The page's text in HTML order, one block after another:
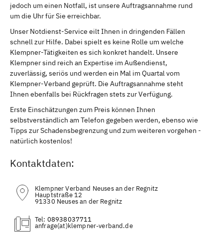
jedoch um einen Notfall, ist unsere Auftragsannahme rund
um die Uhr für Sie erreichbar.
Unser Notdienst-Service eilt Ihnen in dringenden Fällen
schnell zur Hilfe. Dabei spielt es keine Rolle um welche
Klempner-Tätigkeiten es sich konkret handelt. Unsere
Klempner sind reich an Expertise im Außendienst,
zuverlässig, seriös und werden ein Mal im Quartal vom
Klempner-Verband geprüft. Die Auftragsannahme steht
Ihnen ebenfalls bei Rückfragen stets zur Verfügung.
Erste Einschätzungen zum Preis können Ihnen
selbstverständlich am Telefon gegeben werden, ebenso wie
Tipps zur Schadensbegrenzung und zum weiteren vorgehen -
natürlich kostenlos!
Kontaktdaten:
Klempner Verband Neuses an der Regnitz
Hauptstraße 12
91330 Neuses an der Regnitz
Tel: 08938037711
(at)